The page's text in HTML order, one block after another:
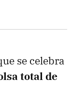
se celebra
total de